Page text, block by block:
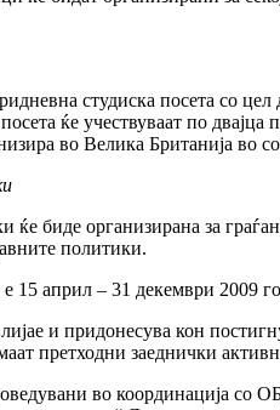
студиска посета со
ќе учествуваат по
во Велика Британија во
ќе биде организирана за
политики.
15 април – 31 декември 2009
и придонесува кон
претходни заеднички
во координација со